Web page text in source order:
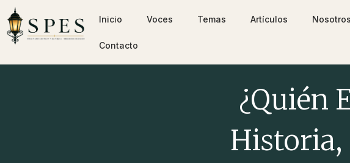
Inicio Voces Temas Artículos Nosotros
Contacto
¿Quién
Historia,